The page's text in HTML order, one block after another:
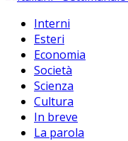
Interni
Esteri
Economia
Società
Scienza
Cultura
In breve
La parola